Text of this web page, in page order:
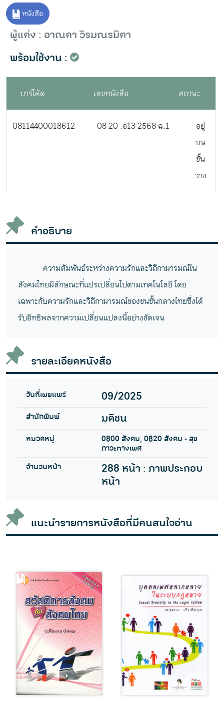
หนังสือ
ผู้แต่ง : อาณดา วิรมณรมิตา
พร้อมใช้งาน :
บาร์โค้ด เลขหนังสือ สถานะ
08114400018612 08 20 .อ13 2568 ฉ.1
อยู่
บน
ชั้น
วาง
คำอธิบาย
ความสัมพันธ์ระหว่างความรักและวิถีกามารมณ์ใน
สังคมไทยมีลักษณะที่แปรเปลี่ยนไปตามเทคโนโลยี โดย
เฉพาะกับความรักและวิถีกามารมณ์ของชนชั้นกลางไทยซึ่งได้
รับอิทธิพลจากความเปลี่ยนแปลงนี้อย่างชัดเจน
รายละเอียดหนังสือ
วันที่เผยแพร่ 09/2025
สำนักพิมพ์ มติชน
หมวดหมู่
0800 สังคม, 0820 สังคม - สุข
ภาวะทางเพศ
จำนวนหน้า
288 หน้า : ภาพประกอบ
หน้า
แนะนำรายการหนังสือที่มีคนสนใจอ่าน